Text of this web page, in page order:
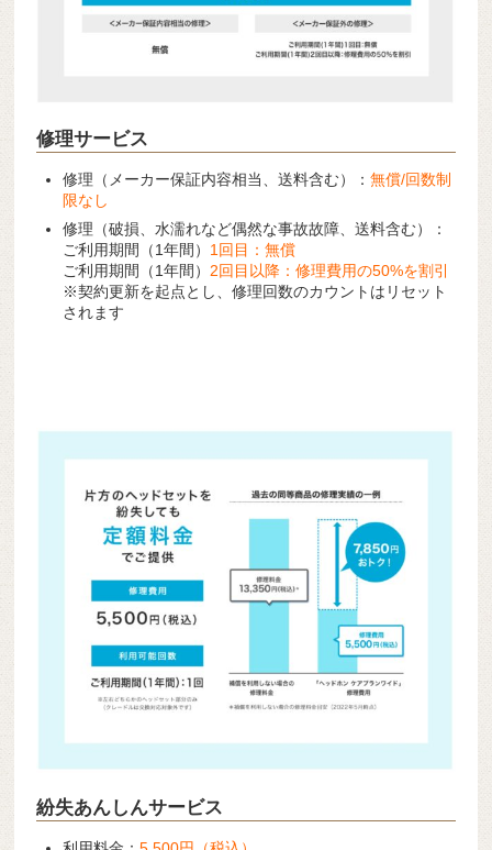
修理サービス
修理（メーカー保証内容相当、送料含む）：無償/回数制
限なし
修理（破損、水濡れなど偶然な事故故障、送料含む）：
ご利用期間（1年間） 1回目：無償
ご利用期間（1年間） 2回目以降：修理費用の50%を割引
※契約更新を起点とし、修理回数のカウントはリセット
されます
紛失あんしんサービス